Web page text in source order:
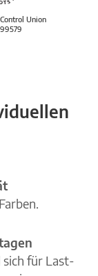
Union
sich für Last-